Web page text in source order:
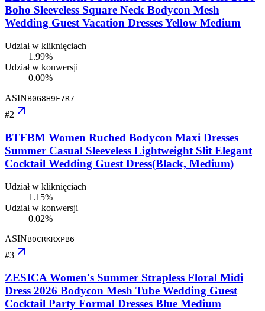
Boho Sleeveless Square Neck Bodycon Mesh
Wedding Guest Vacation Dresses Yellow Medium
Udział w kliknięciach
1.99%
Udział w konwersji
0.00%
ASINB0G8H9F7R7
#2
BTFBM Women Ruched Bodycon Maxi Dresses
Summer Casual Sleeveless Lightweight Slit Elegant
Cocktail Wedding Guest Dress(Black, Medium)
Udział w kliknięciach
1.15%
Udział w konwersji
0.02%
ASINB0CRKRXPB6
#3
ZESICA Women's Summer Strapless Floral Midi
Dress 2026 Bodycon Mesh Tube Wedding Guest
Cocktail Party Formal Dresses Blue Medium